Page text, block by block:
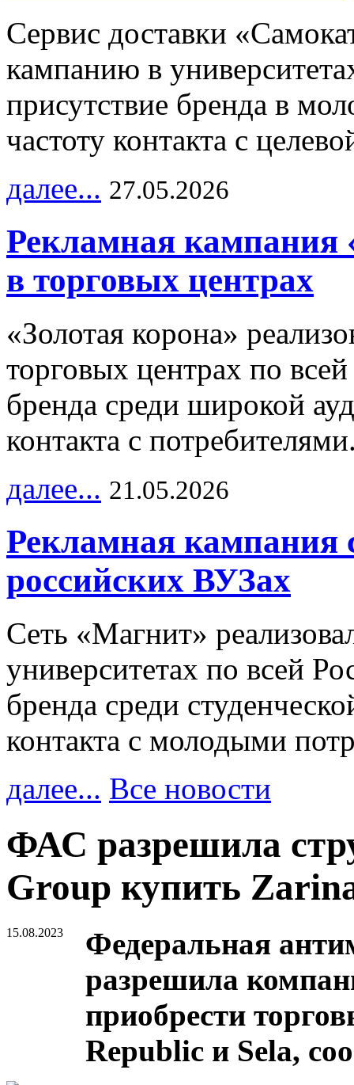
Сервис доставки
кампанию в
присутствие бренда в
частоту контакта с
далее... 27.05.2026
Рекламная кампания
в торговых центрах
«Золотая корона»
торговых центрах по
бренда среди широкой
контакта с
далее... 21.05.2026
Рекламная кампания
российских ВУЗах
Сеть «Магнит»
университетах по всей
бренда среди
контакта с молодыми
далее... Все новости
ФАС разрешила
Group купить
15.08.2023
Федеральная
разрешила
приобрести
Republic и Sela,